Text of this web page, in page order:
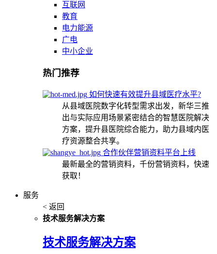
互联网
教育
电力能源
广电
中小企业
热门推荐
如何快速有效提升县域医疗水平?
从县域医院数字化转型需求出发，新华三推
出与实际应用场景紧密结合的智慧医院解决
方案，提升县医院综合能力，助力县域内医
疗资源整合共享。
合作伙伴营销资料平台上线
最新最全的营销资料，千份营销资料，快速
获取！
服务
< 返回
技术服务解决方案
技术服务解决方案